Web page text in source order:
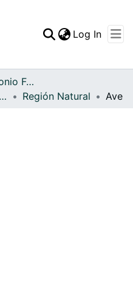
Statistics
Log In
Archivo del Patrimonio Fotográfico y Fílmico del Valle del Cauca
Recuerdos Fotográficos Vallecaucanos
Región Natural Ave